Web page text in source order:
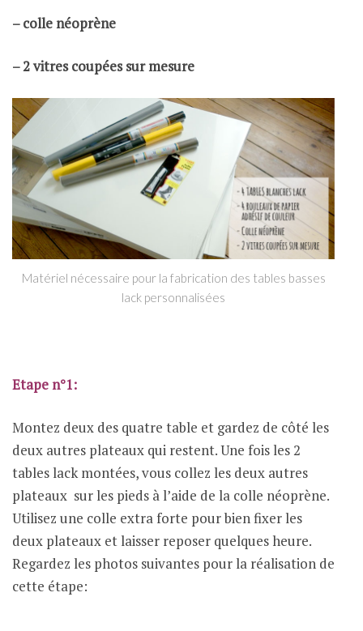
– colle néoprène
– 2 vitres coupées sur mesure
Matériel nécessaire pour la fabrication des tables basses
lack personnalisées
Etape n°1:
Montez deux des quatre table et gardez de côté les
deux autres plateaux qui restent. Une fois les 2
tables lack montées, vous collez les deux autres
plateaux sur les pieds à l’aide de la colle néoprène.
Utilisez une colle extra forte pour bien fixer les
deux plateaux et laisser reposer quelques heure.
Regardez les photos suivantes pour la réalisation de
cette étape: